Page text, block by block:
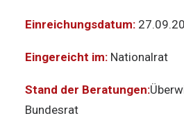
Einreichungsdatum:
Eingereicht im: Nationalrat
Stand der Beratungen:
Bundesrat